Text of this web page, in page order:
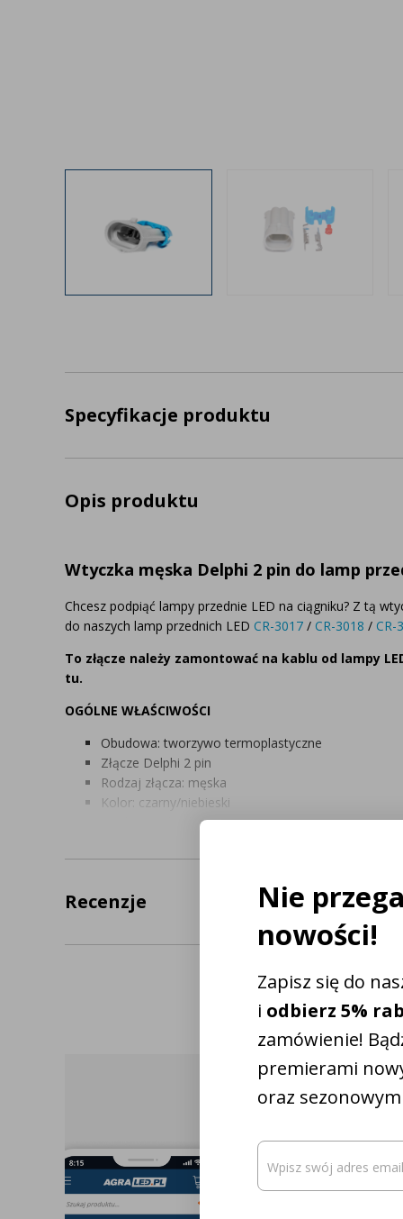
Specyfikacje produktu
Opis produktu
Wtyczka męska Delphi 2 pin do lamp
Chcesz podpiąć lampy przednie LED na ciągniku? Z tą
do naszych lamp przednich LED CR-3017 / CR-3018 / CR-
To złącze należy zamontować na kablu od lampy
tu.
OGÓLNE WŁAŚCIWOŚCI
Obudowa: tworzywo termoplastyczne
Złącze Delphi 2 pin
Rodzaj złącza: męska
Kolor: czarny/niebieski
Wodoszczelność: IP67
Recenzje
Sprawdź,
produkty
Twojego
Nie
nowości!
Zapisz się do
i odbierz 5%
zamówienie!
premierami
oraz
Emailrabatu